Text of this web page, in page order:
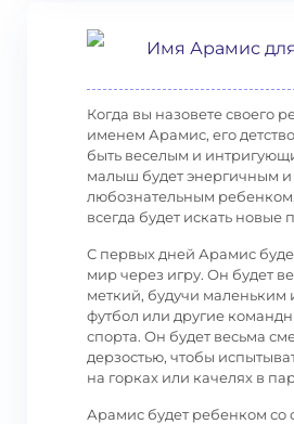
Имя Арамис
Когда вы назовете своего
именем Арамис, его
быть веселым и
малыш будет энергичным и
любознательным
всегда будет искать новые
С первых дней Арамис
мир через игру. Он будет
меткий, будучи маленьким
футбол или другие
спорта. Он будет весьма
дерзостью, чтобы
на горках или качелях в
Арамис будет ребенком со